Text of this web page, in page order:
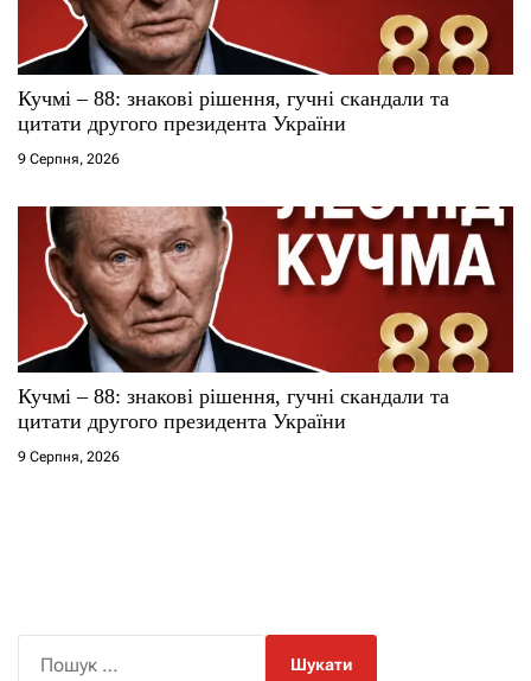
Кучмі – 88: знакові рішення, гучні скандали та
цитати другого президента України
9 Серпня, 2026
Кучмі – 88: знакові рішення, гучні скандали та
цитати другого президента України
9 Серпня, 2026